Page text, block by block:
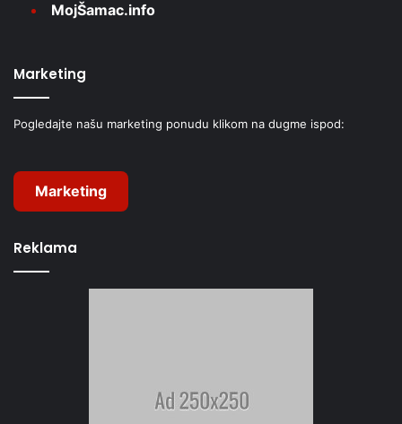
MojŠamac.info
Marketing
Pogledajte našu marketing ponudu klikom na dugme ispod:
Marketing
Reklama